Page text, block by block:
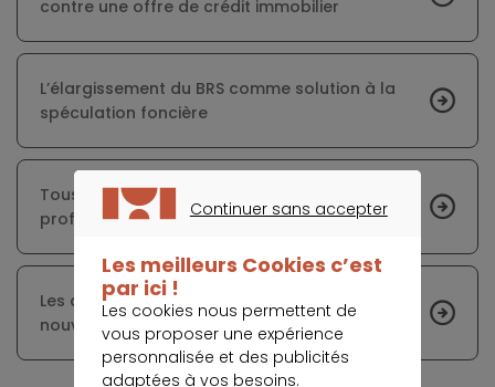
contre une offre de crédit immobilier
L’élargissement du BRS comme solution à la
spéculation foncière
Tous les profils d’acheteurs immobiliers
profitent des taux bas
Les agents immobiliers menacés par de
nouvelles formes de concurrence
Continuer sans accepter
Les meilleurs Cookies c’est
par ici !
Les cookies nous permettent de
vous proposer une expérience
personnalisée et des publicités
adaptées à vos besoins.